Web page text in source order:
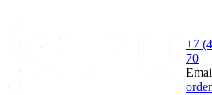
+7
70